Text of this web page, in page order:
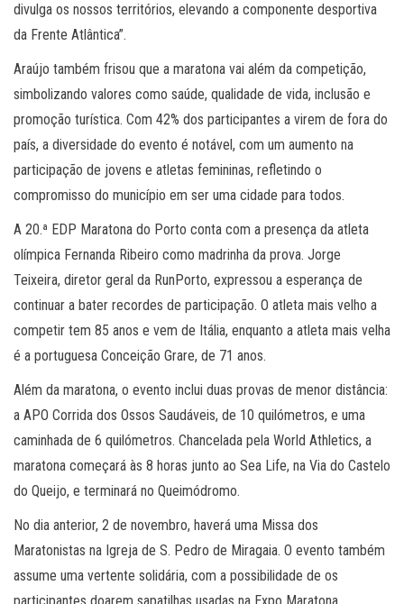
divulga os nossos territórios, elevando a componente desportiva
da Frente Atlântica”.
Araújo também frisou que a maratona vai além da competição,
simbolizando valores como saúde, qualidade de vida, inclusão e
promoção turística. Com 42% dos participantes a virem de fora do
país, a diversidade do evento é notável, com um aumento na
participação de jovens e atletas femininas, refletindo o
compromisso do município em ser uma cidade para todos.
A 20.ª EDP Maratona do Porto conta com a presença da atleta
olímpica Fernanda Ribeiro como madrinha da prova. Jorge
Teixeira, diretor geral da RunPorto, expressou a esperança de
continuar a bater recordes de participação. O atleta mais velho a
competir tem 85 anos e vem de Itália, enquanto a atleta mais velha
é a portuguesa Conceição Grare, de 71 anos.
Além da maratona, o evento inclui duas provas de menor distância:
a APO Corrida dos Ossos Saudáveis, de 10 quilómetros, e uma
caminhada de 6 quilómetros. Chancelada pela World Athletics, a
maratona começará às 8 horas junto ao Sea Life, na Via do Castelo
do Queijo, e terminará no Queimódromo.
No dia anterior, 2 de novembro, haverá uma Missa dos
Maratonistas na Igreja de S. Pedro de Miragaia. O evento também
assume uma vertente solidária, com a possibilidade de os